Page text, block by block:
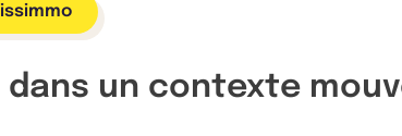
dans un contexte